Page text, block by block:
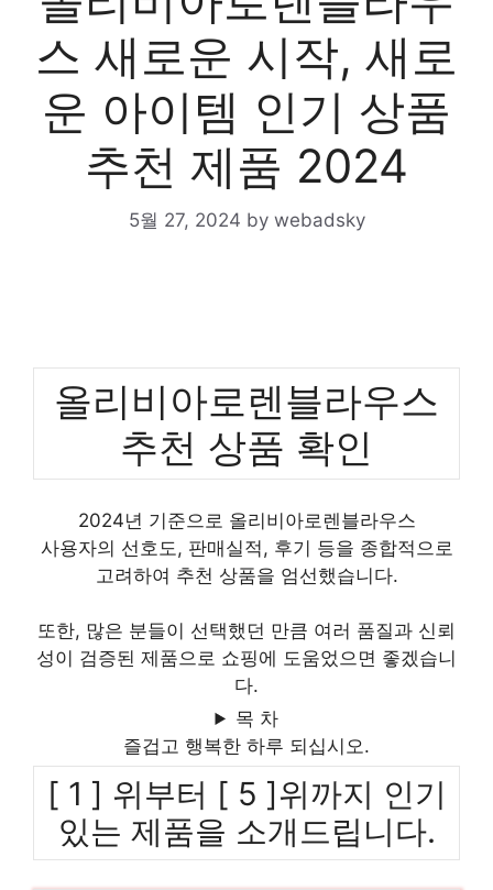
스 새로운 시작, 새로
운 아이템 인기 상품
추천 제품 2024
5월 27, 2024 by webadsky
올리비아로렌블라우스
추천 상품 확인
2024년 기준으로 올리비아로렌블라우스
사용자의 선호도, 판매실적, 후기 등을 종합적으로
고려하여 추천 상품을 엄선했습니다.
또한, 많은 분들이 선택했던 만큼 여러 품질과 신뢰
성이 검증된 제품으로 쇼핑에 도움었으면 좋겠습니
다.
목 차
즐겁고 행복한 하루 되십시오.
[ 1 ] 위부터 [ 5 ]위까지 인기
있는 제품을 소개드립니다.